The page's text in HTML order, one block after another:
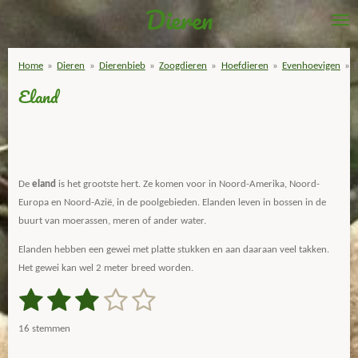
de
hoofdinhoud
Dieren
Home » Dieren » Dierenbieb » Zoogdieren » Hoefdieren » Evenhoevigen »
Eland
De eland is het grootste hert. Ze komen voor in Noord-Amerika, Noord-
Europa en Noord-Azië, in de poolgebieden. Elanden leven in bossen in de
buurt van moerassen, meren of ander water.
Elanden hebben een gewei met platte stukken en aan daaraan veel takken.
Het gewei kan wel 2 meter breed worden.
R
t
1
s
2
s
3
4
5
16 stemmen